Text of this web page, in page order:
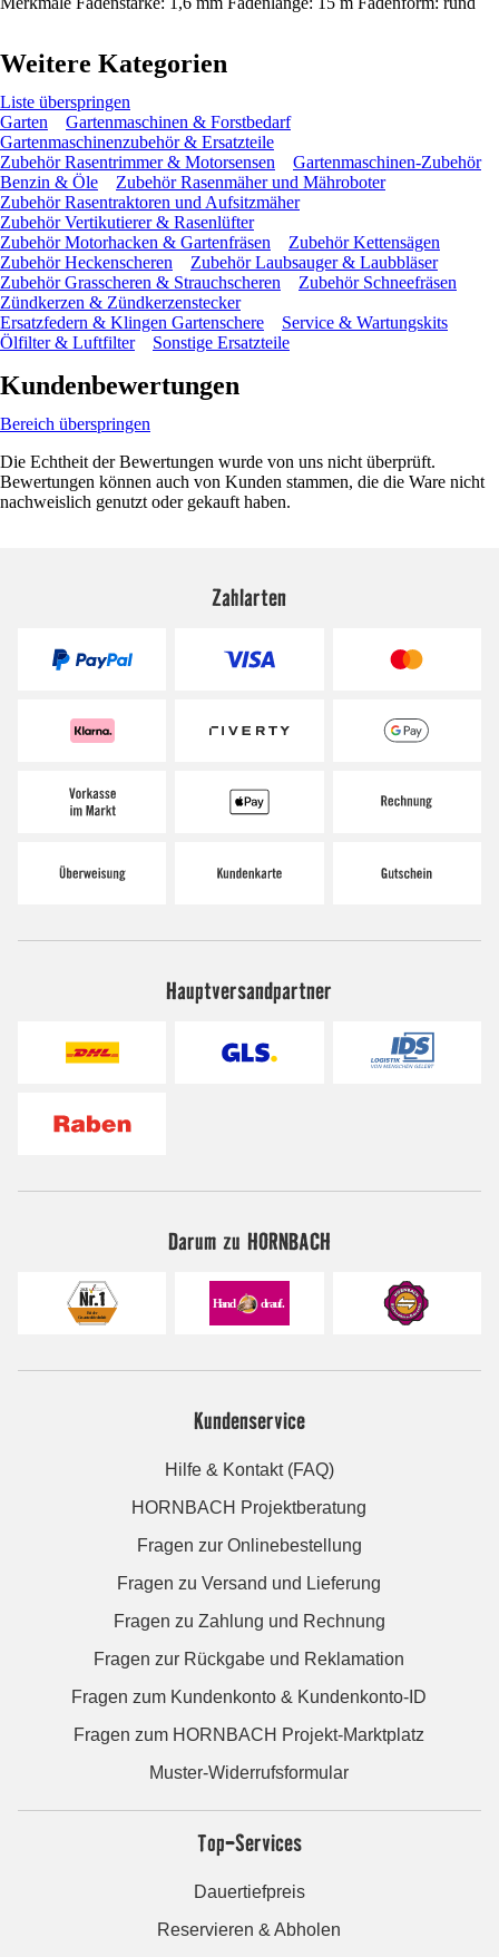
Weitere Kategorien
Liste überspringen
Garten
Gartenmaschinen & Forstbedarf
Gartenmaschinenzubehör & Ersatzteile
Zubehör Rasentrimmer & Motorsensen
Gartenmaschinen-Zubehör
Benzin & Öle
Zubehör Rasenmäher und Mähroboter
Zubehör Rasentraktoren und Aufsitzmäher
Zubehör Vertikutierer & Rasenlüfter
Zubehör Motorhacken & Gartenfräsen
Zubehör Kettensägen
Zubehör Heckenscheren
Zubehör Laubsauger & Laubbläser
Zubehör Grasscheren & Strauchscheren
Zubehör Schneefräsen
Zündkerzen & Zündkerzenstecker
Ersatzfedern & Klingen Gartenschere
Service & Wartungskits
Ölfilter & Luftfilter
Sonstige Ersatzteile
Kundenbewertungen
Bereich überspringen
Die Echtheit der Bewertungen wurde von uns nicht überprüft.
Bewertungen können auch von Kunden stammen, die die Ware nicht
nachweislich genutzt oder gekauft haben.
Zahlarten
Hauptversandpartner
Darum zu HORNBACH
Kundenservice
Hilfe & Kontakt (FAQ)
HORNBACH Projektberatung
Fragen zur Onlinebestellung
Fragen zu Versand und Lieferung
Fragen zu Zahlung und Rechnung
Fragen zur Rückgabe und Reklamation
Fragen zum Kundenkonto & Kundenkonto-ID
Fragen zum HORNBACH Projekt-Marktplatz
Muster-Widerrufsformular
Top-Services
Dauertiefpreis
Reservieren & Abholen